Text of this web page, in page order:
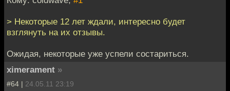
> Некоторые 12 лет ждали, интересно будет
взглянуть на их отзывы.
Ожидая, некоторые уже успели состариться.
ximerament »
#64 | 24.05.11 23:19